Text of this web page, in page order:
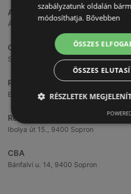
ALDI
Ágfalvi út 4/a, 9400 Sopron
CBA
Somfalvi u. 14., 9400 Sopron
Reál
Besenyő u. 16., 9400 Sopron
Reál
Ibolya út 15., 9400 Sopron
CBA
Bánfalvi u. 14, 9400 Sopron
szabályzatunk oldalán
módosíthatja. Bővebben
ÖSSZES
ÖSSZES
RÉSZLETEK